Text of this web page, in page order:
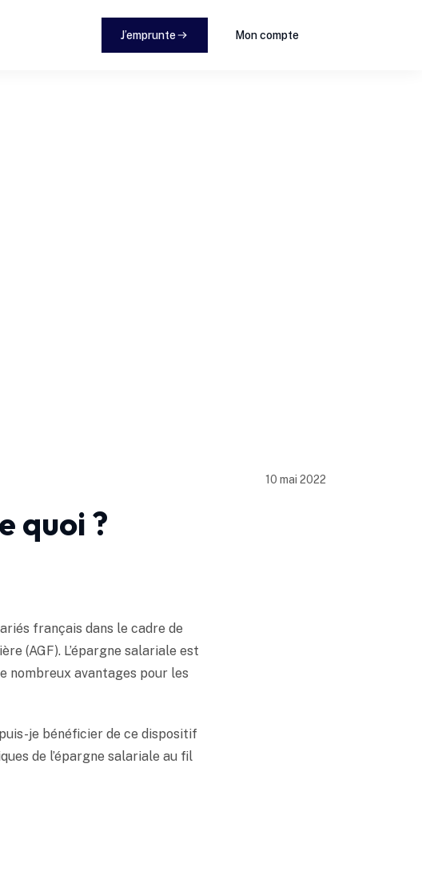
J’emprunte Mon compte
10 mai 2022
quoi ?
français dans le cadre de
(AGF). L’épargne salariale est
nombreux avantages pour les
je bénéficier de ce dispositif
de l’épargne salariale au fil